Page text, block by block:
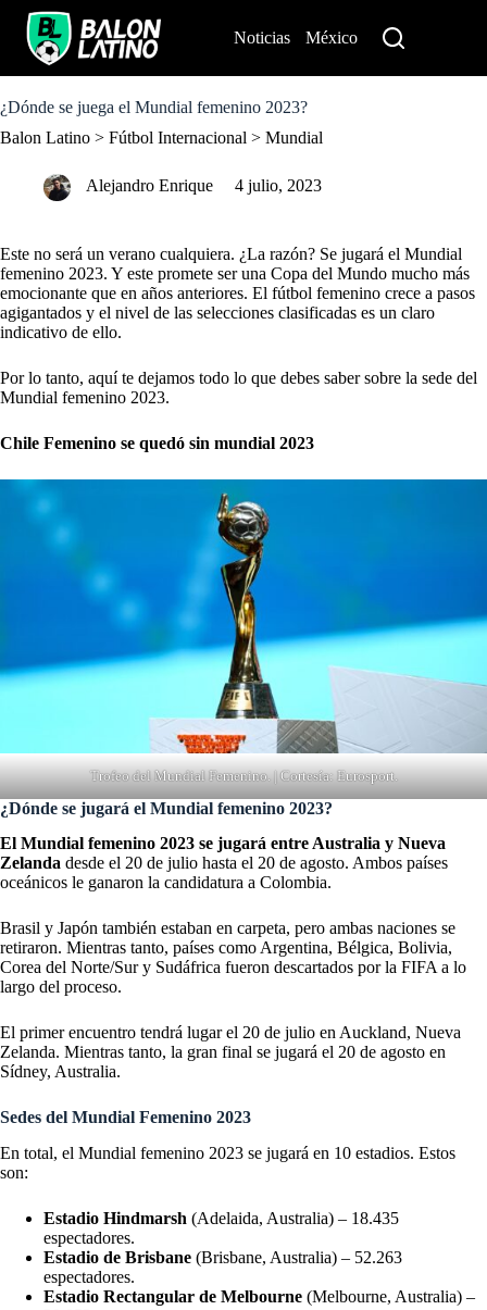
o
o
Noticias México
¿Dónde se juega el Mundial femenino 2023?
Balon Latino > Fútbol Internacional > Mundial
Alejandro Enrique 4 julio, 2023
Este no será un verano cualquiera. ¿La razón? Se jugará el Mundial
femenino 2023. Y este promete ser una Copa del Mundo mucho más
emocionante que en años anteriores. El fútbol femenino crece a pasos
agigantados y el nivel de las selecciones clasificadas es un claro
indicativo de ello.
Por lo tanto, aquí te dejamos todo lo que debes saber sobre la sede del
Mundial femenino 2023.
Chile Femenino se quedó sin mundial 2023
Trofeo del Mundial Femenino. | Cortesía: Eurosport.
¿Dónde se jugará el Mundial femenino 2023?
El Mundial femenino 2023 se jugará entre Australia y Nueva
Zelanda desde el 20 de julio hasta el 20 de agosto. Ambos países
oceánicos le ganaron la candidatura a Colombia.
Brasil y Japón también estaban en carpeta, pero ambas naciones se
retiraron. Mientras tanto, países como Argentina, Bélgica, Bolivia,
Corea del Norte/Sur y Sudáfrica fueron descartados por la FIFA a lo
largo del proceso.
El primer encuentro tendrá lugar el 20 de julio en Auckland, Nueva
Zelanda. Mientras tanto, la gran final se jugará el 20 de agosto en
Sídney, Australia.
Sedes del Mundial Femenino 2023
En total, el Mundial femenino 2023 se jugará en 10 estadios. Estos
son:
Estadio Hindmarsh (Adelaida, Australia) – 18.435
espectadores.
Estadio de Brisbane (Brisbane, Australia) – 52.263
espectadores.
Estadio Rectangular de Melbourne (Melbourne, Australia) –